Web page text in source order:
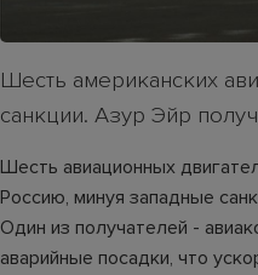
Шесть американских
санкции. Азур Эйр
Шесть авиационных
Россию, минуя западные
Один из получателей -
аварийные посадки, что